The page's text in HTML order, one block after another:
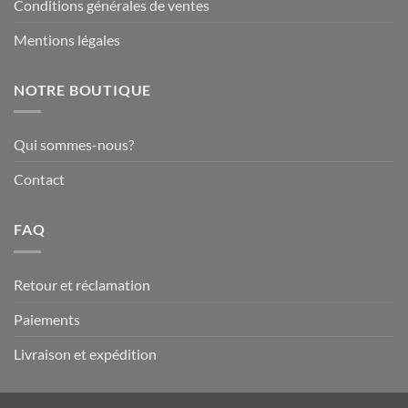
Conditions générales de ventes
Mentions légales
NOTRE BOUTIQUE
Qui sommes-nous?
Contact
FAQ
Retour et réclamation
Paiements
Livraison et expédition